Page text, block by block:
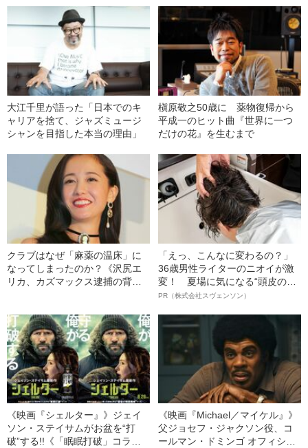
大江千里が語った「日本でのキ
ャリアを捨て、ジャズミュージ
シャンを目指した本当の理由」
槇原敬之50歳に 薬物復帰から
平成一のヒット曲『世界に一つ
だけの花』を生むまで
クラブはなぜ「麻薬の温床」に
なってしまったのか？《沢尻エ
リカ、カズマックス逮捕の背
「えっ、こんなに変わるの？」
36歳男性ライターのニオイが激
変！ 夏場に気になる“頭皮のニ
オイ”や“ベタつき”を解消す
ト”が生み出した徹底ケアとは
PR（株式会社スヴェンソン）
《映画『シェルター』》ジェイ
ソン・ステイサムがお盆を“打
破”する!!《「眠眠打破」コラ
《映画『Michael／マイケル』》
父ジョセフ・ジャクソン役、コ
ールマン・ドミンゴ オフィシャ